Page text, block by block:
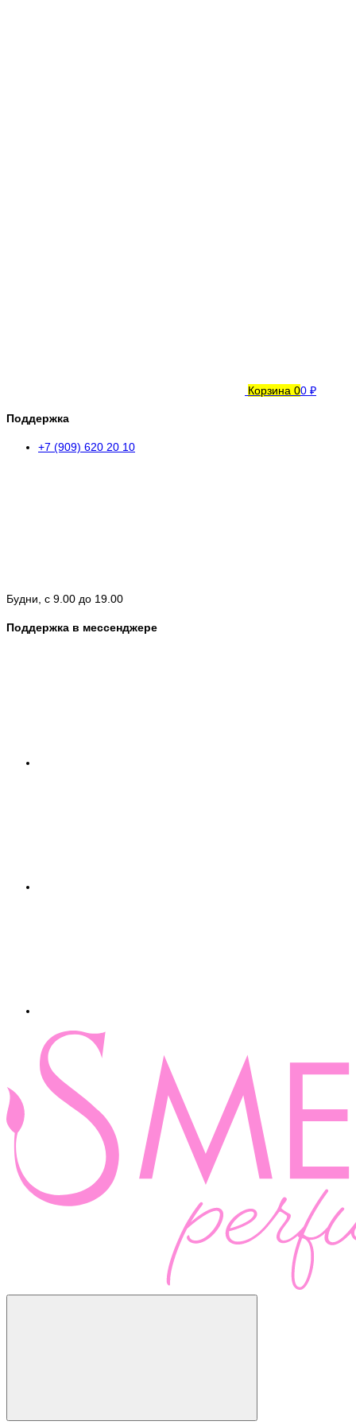
Корзина 00 ₽
Поддержка
+7 (909) 620 20 10
Будни, с 9.00 до 19.00
Поддержка в мессенджере